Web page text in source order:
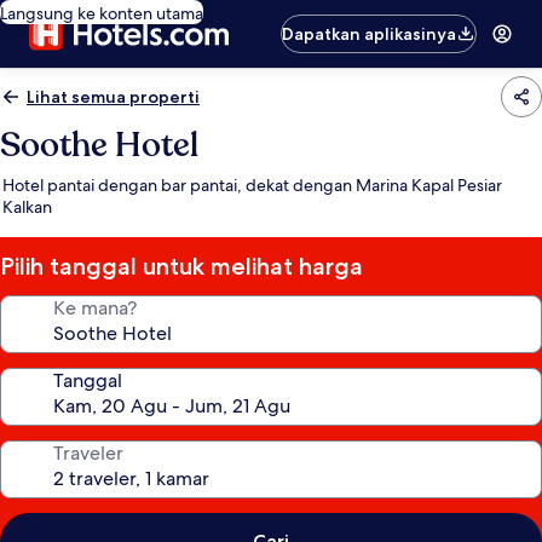
Langsung ke konten utama
Dapatkan aplikasinya
Lihat semua properti
Soothe Hotel
Hotel pantai dengan bar pantai, dekat dengan Marina Kapal Pesiar
Kalkan
Pilih tanggal untuk melihat harga
Ke mana?
Tanggal
Traveler